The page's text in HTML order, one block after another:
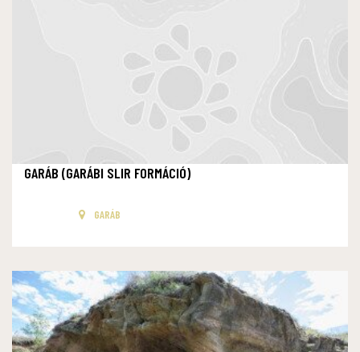
GARÁB (GARÁBI SLIR FORMÁCIÓ)
GARÁB